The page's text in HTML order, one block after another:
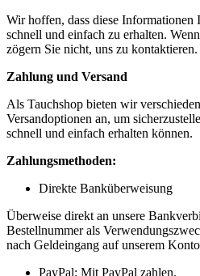
Wir hoffen, dass diese Informationen
schnell und einfach zu erhalten.
zögern Sie nicht, uns zu kontaktieren.
Zahlung und Versand
Als Tauchshop bieten wir
Versandoptionen an, um
schnell und einfach erhalten können.
Zahlungsmethoden:
Direkte Banküberweisung
Überweise direkt an unsere
Bestellnummer als
nach Geldeingang auf unserem
PayPal: Mit PayPal zahlen.